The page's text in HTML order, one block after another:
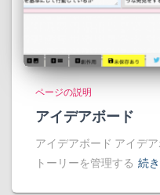
ページの説明
アイデアボード
アイデアボード アイデ
トーリーを管理する 続